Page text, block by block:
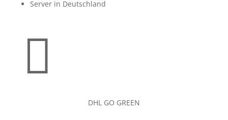
Server in Deutschland

DHL GO GREEN